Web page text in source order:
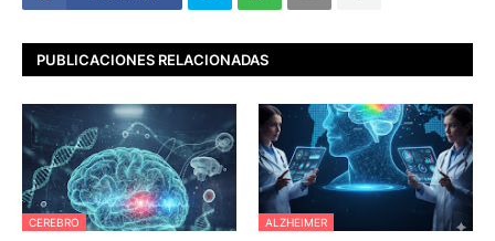
PUBLICACIONES RELACIONADAS
CEREBRO ALZHEIMER